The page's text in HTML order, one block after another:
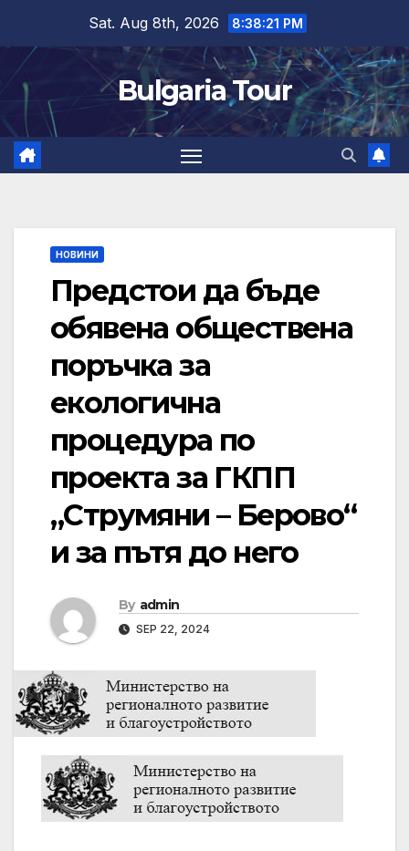
content
Sat. Aug 8th, 2026 8:38:22 PM
Bulgaria Tour
НОВИНИ
Предстои да бъде
обявена обществена
поръчка за
екологична
процедура по
проекта за ГКПП
„Струмяни – Берово“
и за пътя до него
By admin
SEP 22, 2024